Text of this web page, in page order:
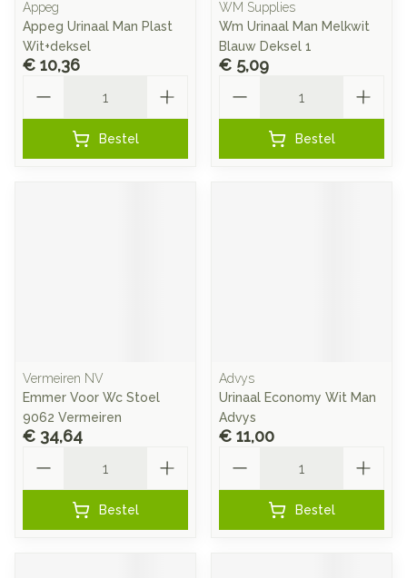
Appeg
Appeg Urinaal Man Plast
Wit+deksel
€ 10,36
Bestel
WM Supplies
Wm Urinaal Man Melkwit
Blauw Deksel 1
€ 5,09
Bestel
Vermeiren NV
Emmer Voor Wc Stoel
9062 Vermeiren
€ 34,64
Bestel
Advys
Urinaal Economy Wit Man
Advys
€ 11,00
Bestel